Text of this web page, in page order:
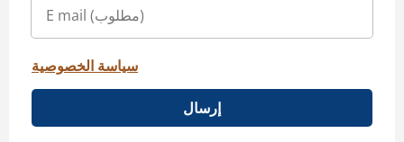
سياسة الخصوصية
إرسال